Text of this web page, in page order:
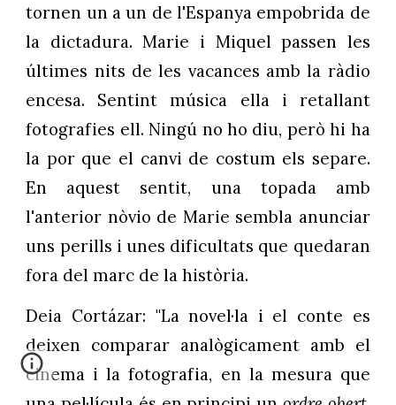
tornen un a un de l'Espanya empobrida de
la dictadura. Marie i Miquel passen les
últimes nits de les vacances amb la ràdio
encesa. Sentint música ella i retallant
fotografies ell. Ningú no ho diu, però hi ha
la por que el canvi de costum els separe.
En aquest sentit, una topada amb
l'anterior nòvio de Marie sembla anunciar
uns perills i unes dificultats que quedaran
fora del marc de la història.
Deia Cortázar: "La novel·la i el conte es
deixen comparar analògicament amb el
cinema i la fotografia, en la mesura que